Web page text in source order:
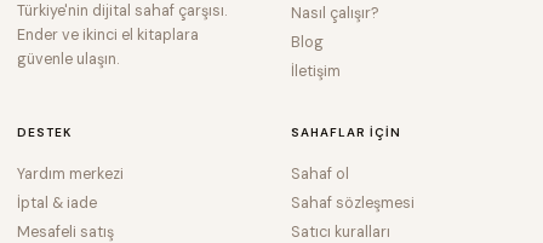
Türkiye'nin dijital sahaf çarşısı.
Ender ve ikinci el kitaplara
güvenle ulaşın.
Nasıl çalışır?
Blog
İletişim
DESTEK
Yardım merkezi
İptal & iade
Mesafeli satış
SAHAFLAR IÇIN
Sahaf ol
Sahaf sözleşmesi
Satıcı kuralları